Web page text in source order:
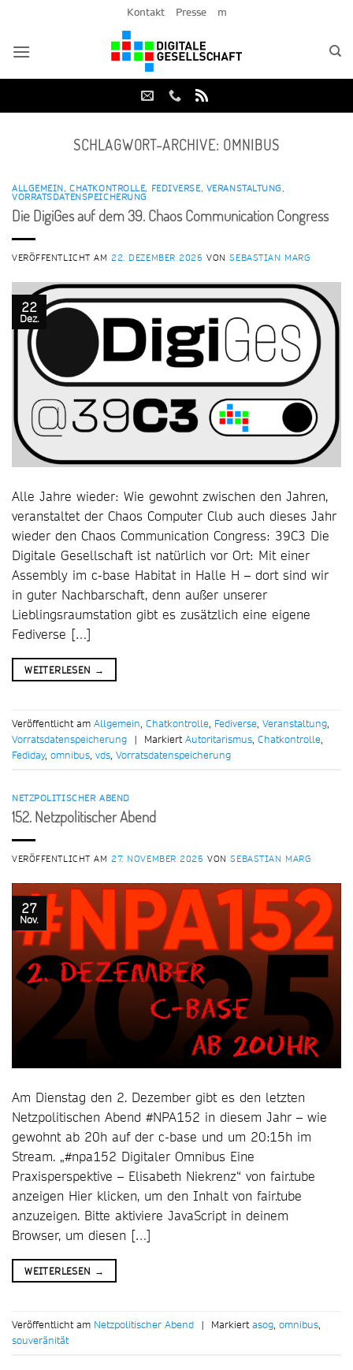
springen
Kontakt Presse m
SCHLAGWORT-ARCHIVE: OMNIBUS
ALLGEMEIN,CHATKONTROLLE, FEDIVERSE, VERANSTALTUNG,
VORRATSDATENSPEICHERUNG
Die DigiGes auf dem 39. Chaos Communication Congress
VERÖFFENTLICHT AM 22. DEZEMBER 2025 VONSEBASTIAN MARG
22
Dez.
Alle Jahre wieder: Wie gewohnt zwischen den Jahren,
veranstaltet der Chaos Computer Club auch dieses Jahr
wieder den Chaos Communication Congress: 39C3 Die
Digitale Gesellschaft ist natürlich vor Ort: Mit einer
Assembly im c-base Habitat in Halle H – dort sind wir
in guter Nachbarschaft, denn außer unserer
Lieblingsraumstation gibt es zusätzlich eine eigene
Fediverse […]
WEITERLESEN →
Veröffentlicht am Allgemein, Chatkontrolle, Fediverse, Veranstaltung,
Vorratsdatenspeicherung | MarkiertAutoritarismus, Chatkontrolle,
Fediday, omnibus, vds, Vorratsdatenspeicherung
NETZPOLITISCHER ABEND
152. Netzpolitischer Abend
VERÖFFENTLICHT AM 27. NOVEMBER 2025 VONSEBASTIAN MARG
27
Nov.
Am Dienstag den 2. Dezember gibt es den letzten
Netzpolitischen Abend #NPA152 in diesem Jahr – wie
gewohnt ab 20h auf der c-base und um 20:15h im
Stream. „#npa152 Digitaler Omnibus Eine
Praxisperspektive – Elisabeth Niekrenz“ von fair.tube
anzeigen Hier klicken, um den Inhalt von fair.tube
anzuzeigen. Bitte aktiviere JavaScript in deinem
Browser, um diesen […]
WEITERLESEN →
Veröffentlicht am Netzpolitischer Abend | Markiertasog, omnibus,
souveränität